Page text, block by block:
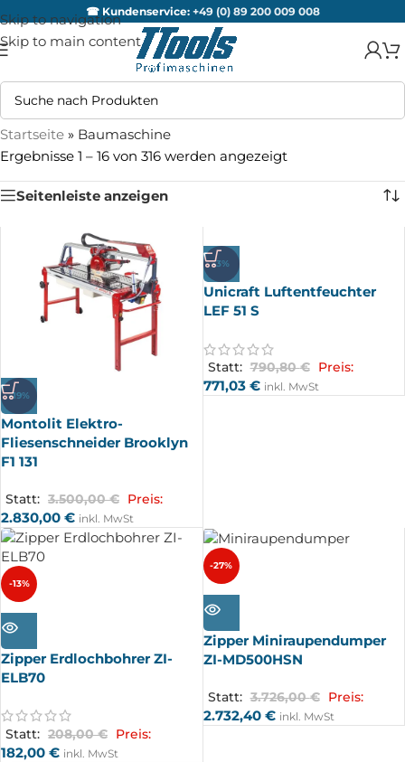
Skip to navigation
Skip to main content
☎ Kundenservice: +49 (0) 89 200 009 008
Startseite » Baumaschine
Ergebnisse 1 – 16 von 316 werden angezeigt
Seitenleiste anzeigen
-19%
Montolit Elektro-
Fliesenschneider Brooklyn
F1 131
Statt: 3.500,00€ Preis:
2.830,00 € inkl. MwSt
-3%
Unicraft Luftentfeuchter
LEF 51 S
Statt: 790,80€ Preis:
771,03 € inkl. MwSt
-13%
AUSV
ERKA
Zipper Erdlochbohrer ZI-
ELB70
Statt: 208,00€ Preis:
182,00 € inkl. MwSt
-27%
AUSV
ERKA
UFT
Zipper Miniraupendumper
ZI-MD500HSN
Statt: 3.726,00€ Preis:
2.732,40 € inkl. MwSt